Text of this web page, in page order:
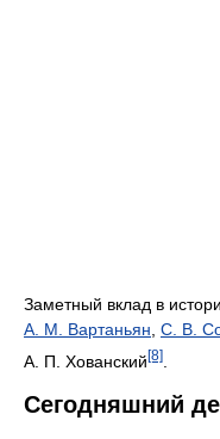
Заметный вклад в
А. М. Вартаньян, С. В.
А. П. Хованский [8]
Сегодняшний